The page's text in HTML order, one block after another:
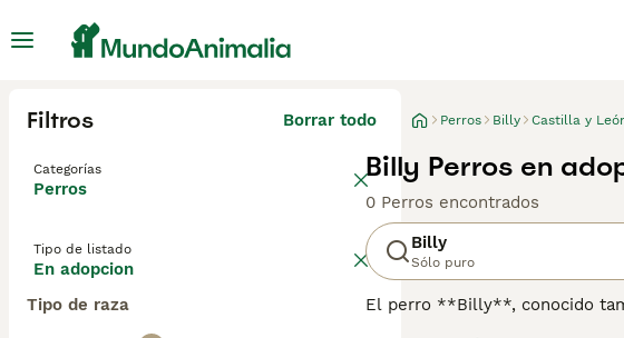
Filtros Borrar todo
Categorías
Perros
Tipo de listado
En adopcion
Tipo de raza
Perros Billy Castilla y
Billy Perros en
0 Perros encontrados
Billy
Sólo puro
El perro **Billy**, conocido